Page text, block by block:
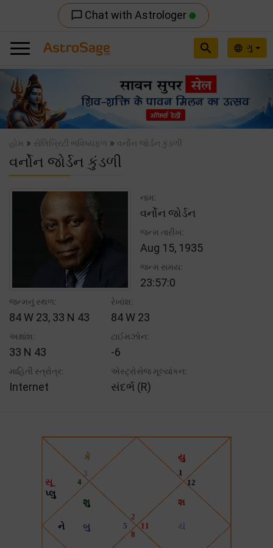
chat_bubble_outline Chat with Astrologer
language ગુ
search
Previous
હોમ » સેલિબ્રિટી ભવિષ્યફળ » વર્નોન જોર્ડન કુંડળી
વર્નોન જોર્ડન કુંડળી
નામ:
વર્નોન જોર્ડન
જન્મ તારીખ:
Aug 15, 1935
જન્મ સમય:
23:57:0
જન્મનું સ્થળ:
84 W 23, 33 N 43
રેખાંશ:
84 W 23
અક્ષાંશ:
33 N 43
ટાઈમઝોન:
-6
માહિતી સ્ત્રોત્ર:
Internet
એસ્ટ્રોસેજ મૂલ્યાંકન:
સંદર્ભ (R)